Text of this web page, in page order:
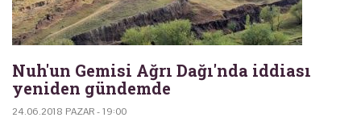
Nuh'un Gemisi Ağrı Dağı'nda iddiası
yeniden gündemde
24.06.2018 PAZAR - 19:00